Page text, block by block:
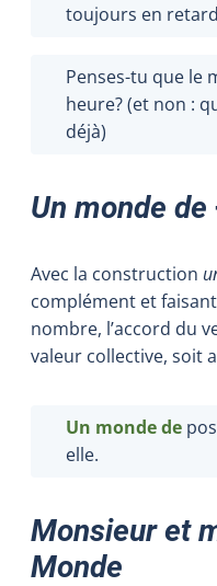
toujours en
Penses-tu que le
heure? (et non :
déjà)
Un monde de
Avec la construction
complément et
nombre, l’accord du
valeur collective, soit
Un monde de
elle.
Monsieur et
Monde